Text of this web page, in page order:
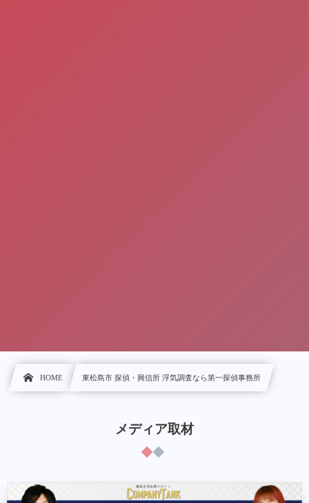
HOME 東松島市 探偵・興信所 浮気調査なら第一探偵事務所
メディア取材